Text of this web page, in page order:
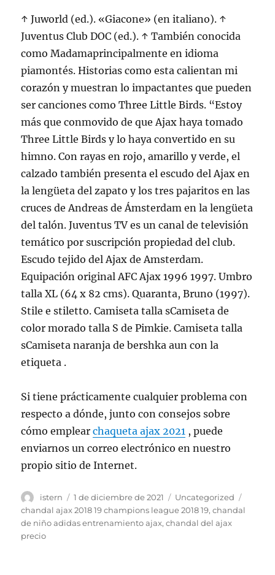
↑ Juworld (ed.). «Giacone» (en italiano). ↑
Juventus Club DOC (ed.). ↑ También conocida
como Madamaprincipalmente en idioma
piamontés. Historias como esta calientan mi
corazón y muestran lo impactantes que pueden
ser canciones como Three Little Birds. “Estoy
más que conmovido de que Ajax haya tomado
Three Little Birds y lo haya convertido en su
himno. Con rayas en rojo, amarillo y verde, el
calzado también presenta el escudo del Ajax en
la lengüeta del zapato y los tres pajaritos en las
cruces de Andreas de Ámsterdam en la lengüeta
del talón. Juventus TV es un canal de televisión
temático por suscripción propiedad del club.
Escudo tejido del Ajax de Amsterdam.
Equipación original AFC Ajax 1996 1997. Umbro
talla XL (64 x 82 cms). Quaranta, Bruno (1997).
Stile e stiletto. Camiseta talla sCamiseta de
color morado talla S de Pimkie. Camiseta talla
sCamiseta naranja de bershka aun con la
etiqueta .
Si tiene prácticamente cualquier problema con
respecto a dónde, junto con consejos sobre
cómo emplearchaqueta ajax 2021 , puede
enviarnos un correo electrónico en nuestro
propio sitio de Internet.
Autor
istern
Publicado
el
1 de diciembre de 2021 Categorías
Uncategorized
chandal ajax 2018 19 champions league 2018 19,chandal
de niño adidas entrenamiento ajax,chandal del ajax
precio